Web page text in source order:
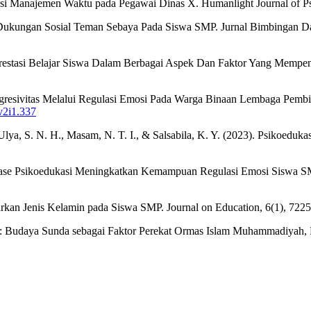
Waktu pada Pegawai Dinas X. Humanlight Journal of
Sosial Teman Sebaya Pada Siswa SMP. Jurnal Bimbingan
Belajar Siswa Dalam Berbagai Aspek Dan Faktor Yang
Melalui Regulasi Emosi Pada Warga Binaan Lembaga
S. N. H., Masam, N. T. I., & Salsabila, K. Y. (2023).
Psikoedukasi Meningkatkan Kemampuan Regulasi Emosi Siswa
Jenis Kelamin pada Siswa SMP. Journal on Education, 6(1),
Sunda sebagai Faktor Perekat Ormas Islam